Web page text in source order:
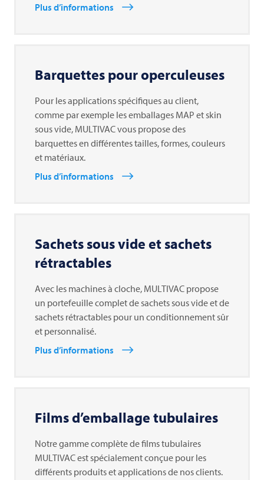
Plus d’informations
Barquettes pour operculeuses
Pour les applications spécifiques au client,
comme par exemple les emballages MAP et skin
sous vide, MULTIVAC vous propose des
barquettes en différentes tailles, formes, couleurs
et matériaux.
Plus d’informations
Sachets sous vide et sachets
rétractables
Avec les machines à cloche, MULTIVAC propose
un portefeuille complet de sachets sous vide et de
sachets rétractables pour un conditionnement sûr
et personnalisé.
Plus d’informations
Films d’emballage tubulaires
Notre gamme complète de films tubulaires
MULTIVAC est spécialement conçue pour les
différents produits et applications de nos clients.